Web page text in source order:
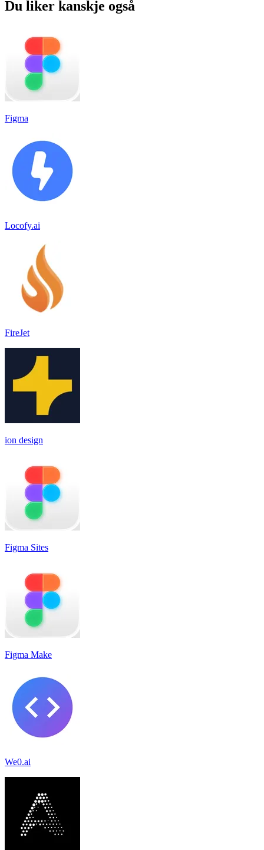
Du liker kanskje også
Figma
Locofy.ai
FireJet
ion design
Figma Sites
Figma Make
We0.ai